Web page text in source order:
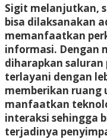
Sigit melanjutkan,
bisa dilaksanakan
memanfaatkan
informasi. Dengan
diharapkan
terlayani dengan
memberikan ruang
manfaatkan
interaksi sehingga
terjadinya